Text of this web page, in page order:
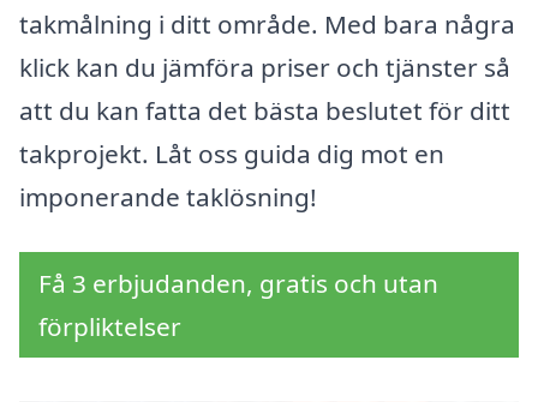
takmålning i ditt område. Med bara några
klick kan du jämföra priser och tjänster så
att du kan fatta det bästa beslutet för ditt
takprojekt. Låt oss guida dig mot en
imponerande taklösning!
Få 3 erbjudanden, gratis och utan
förpliktelser